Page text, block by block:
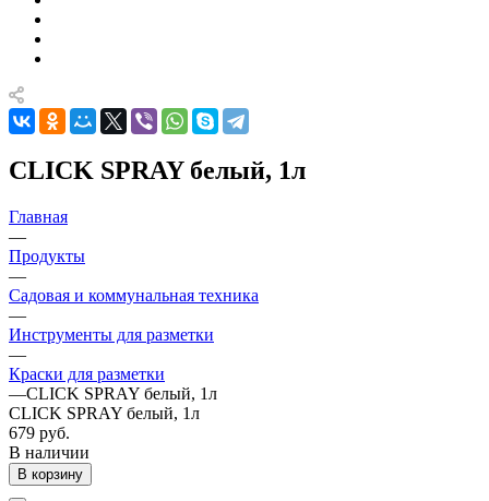
CLICK SPRAY белый, 1л
Главная
—
Продукты
—
Садовая и коммунальная техника
—
Инструменты для разметки
—
Краски для разметки
—CLICK SPRAY белый, 1л
CLICK SPRAY белый, 1л
679 руб.
В наличии
В корзину